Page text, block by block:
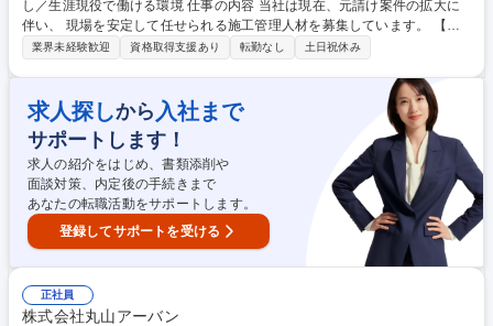
し／生涯現役で働ける環境 仕事の内容 当社は現在、元請け案件の拡大に
伴い、 現場を安定して任せられる施工管理人材を募集しています。 【仕
事内容】・現場調査、施工計画 ・工程、品質、安全の管理 ※5億～10億円
での経験をそのまま活かせる ・無理のない働き方（残業ほぼなし）・長く
働ける環境（定年後も相談可能） 募集職種 建築施工管理｜年休120日／残
業ほぼなし／生涯現役で働ける環境
業界未経験歓迎 資格取得支援あり 転勤なし 土日祝休み
求人探しから 入社まで
サポートします！
求人の紹介をはじめ、書類添削や
面談対策、内定後の手続きまで
あなたの転職活動をサポートします。
登録してサポートを受ける
正社員
株式会社丸山アーバン